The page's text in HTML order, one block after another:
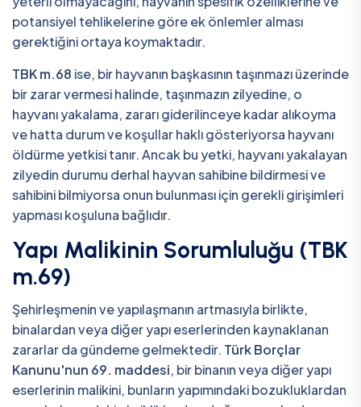
potansiyel tehlikelerine göre ek önlemler alması
gerektiğini ortaya koymaktadır.
TBK m.68 ise, bir hayvanın başkasının taşınmazı üzerinde
bir zarar vermesi halinde, taşınmazın zilyedine, o
hayvanı yakalama, zararı giderilinceye kadar alıkoyma
ve hatta durum ve koşullar haklı gösteriyorsa hayvanı
öldürme yetkisi tanır. Ancak bu yetki, hayvanı yakalayan
zilyedin durumu derhal hayvan sahibine bildirmesi ve
sahibini bilmiyorsa onun bulunması için gerekli girişimleri
yapması koşuluna bağlıdır.
Yapı Malikinin Sorumluluğu (TBK
m.69)
Şehirleşmenin ve yapılaşmanın artmasıyla birlikte,
binalardan veya diğer yapı eserlerinden kaynaklanan
zararlar da gündeme gelmektedir. Türk Borçlar
Kanunu'nun 69. maddesi, bir binanın veya diğer yapı
eserlerinin malikini, bunların yapımındaki bozukluklardan